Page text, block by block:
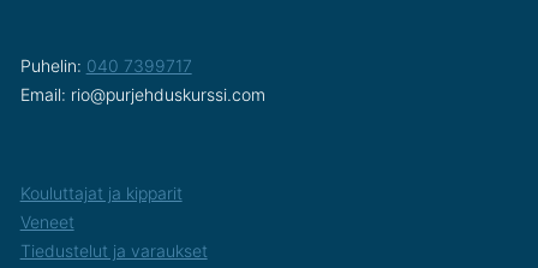
Puhelin: 040 7399717
Email: rio@purjehduskurssi.com
Kouluttajat ja kipparit
Veneet
Tiedustelut ja varaukset